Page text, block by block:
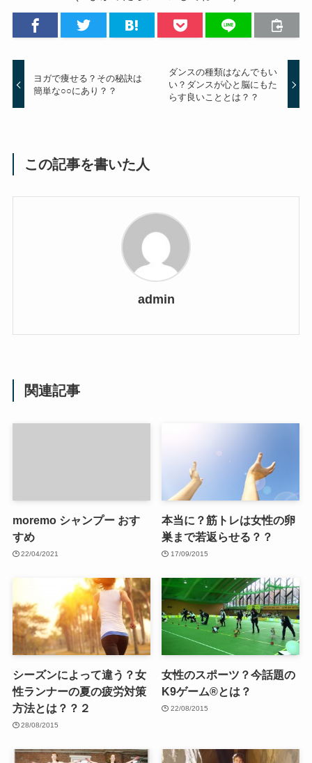
ヨガで痩せる？その秘訣は
簡単な○○にあり？？
ダンスの種類はなんでもい
い？ダンスが心と脳にもた
らす良いこととは？？
この記事を書いた人
admin
関連記事
moremo シャンプー おす
すめ
22/04/2021
本当に？筋トレは女性の卵
巣まで若返らせる？？
17/09/2015
シーズンによって違う？女
性ランナーの夏の疲労対策
方法とは？？２
28/08/2015
女性のスポーツ？今話題の
K9ゲーム®とは？
22/08/2015